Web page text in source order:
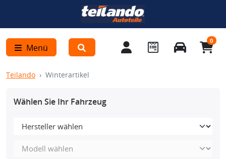
Menü
0
Teilando Winterartikel
Wählen Sie Ihr Fahrzeug